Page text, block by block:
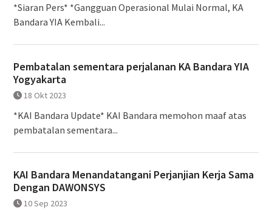
*Siaran Pers* *Gangguan Operasional Mulai Normal, KA
Bandara YIA Kembali...
Pembatalan sementara perjalanan KA Bandara YIA
Yogyakarta
18 Okt 2023
*KAI Bandara Update* KAI Bandara memohon maaf atas
pembatalan sementara...
KAI Bandara Menandatangani Perjanjian Kerja Sama
Dengan DAWONSYS
10 Sep 2023